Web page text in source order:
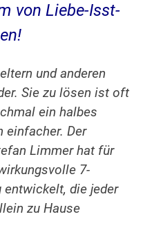
von Liebe-Isst-
und anderen
Sie zu lösen ist oft
ein halbes
einfacher. Der
Limmer hat für
7-
entwickelt, die jeder
zu Hause